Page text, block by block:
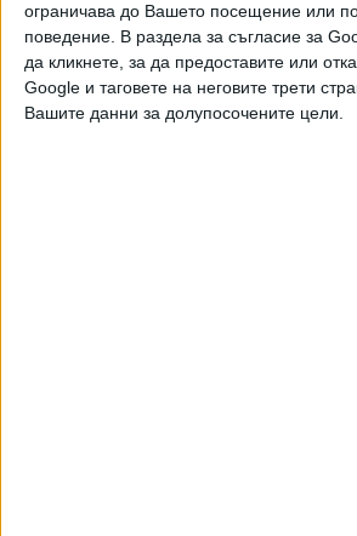
ограничава до Вашето посещение или
поведение. В раздела за съгласие за
да кликнете, за да предоставите или
Google и таговете на неговите трети
Вашите данни за долупосочените цели.